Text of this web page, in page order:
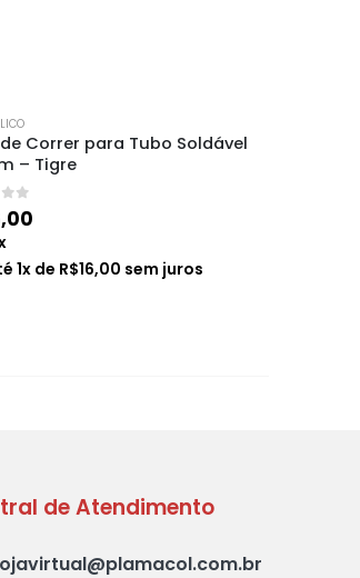
Correr para Tubo Soldável
– Tigre
1x de R$16,00 sem juros
de Atendimento